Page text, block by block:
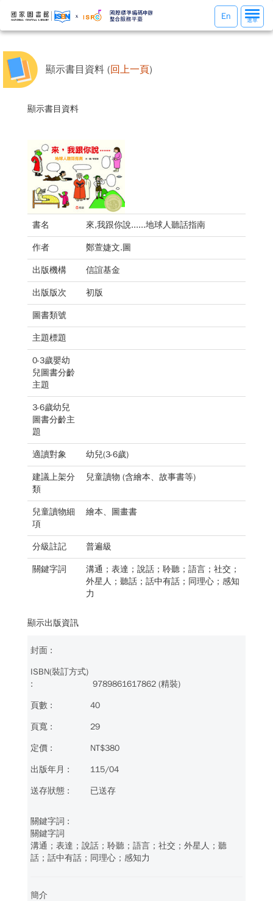
選
單
選單
En
顯示書目資料 (回上一頁)
顯示書目資料
書名 來,我跟你說......地球人聽話指南
作者 鄭萱婕文.圖
出版機構 信誼基金
出版版次 初版
圖書類號
主題標題
0-3歲嬰幼
兒圖書分齡
主題
3-6歲幼兒
圖書分齡主
題
適讀對象 幼兒(3-6歲)
建議上架分
類
兒童讀物 (含繪本、故事書等)
兒童讀物細
項
繪本、圖畫書
分級註記 普遍級
關鍵字詞
溝通；表達；說話；聆聽；語言；社交；
外星人；聽話；話中有話；同理心；感知
力
顯示出版資訊
9789861617862 (精裝)
40
29
NT$380
115/04
已送存
關鍵字詞
溝通；表達；說話；聆聽；語言；社交；外星人；聽
話；話中有話；同理心；感知力
簡介